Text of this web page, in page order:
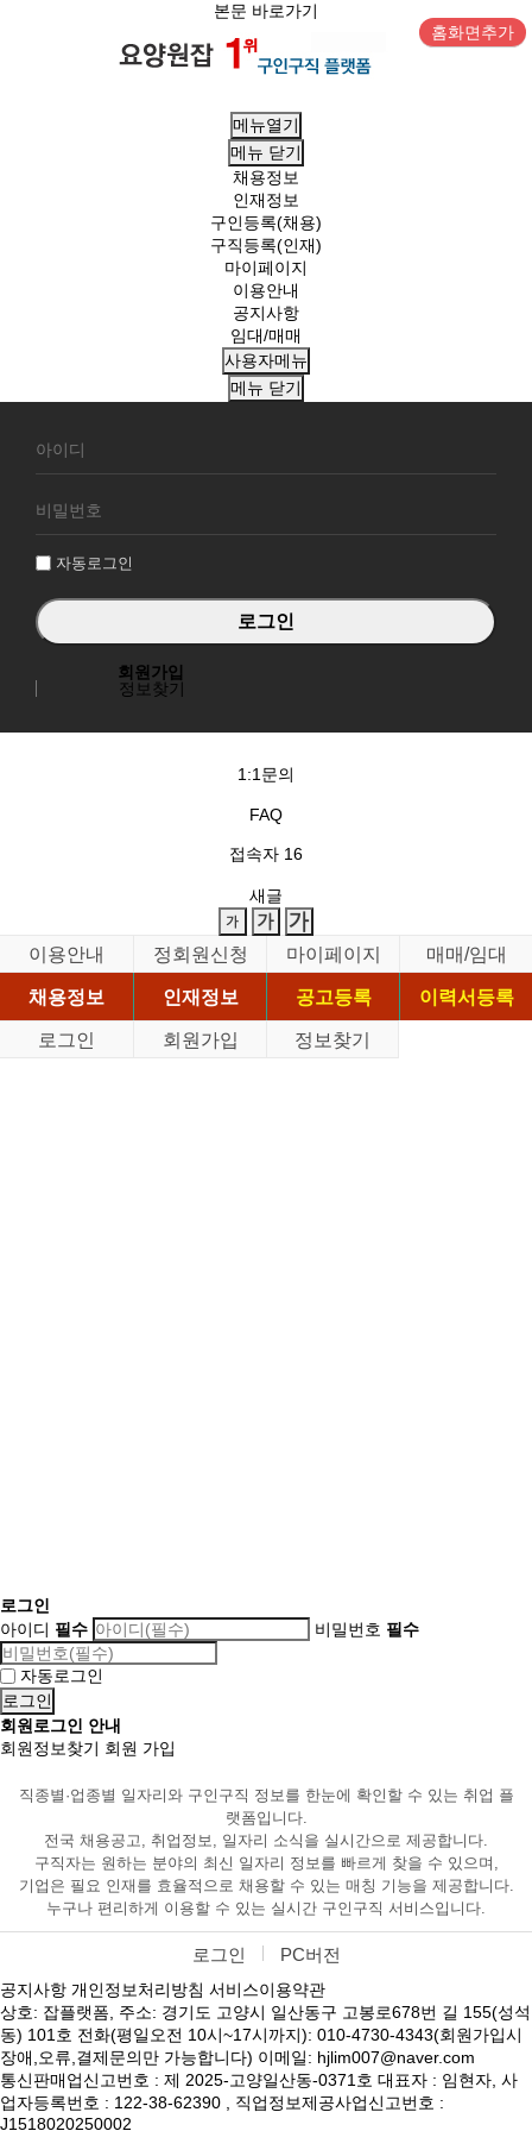
본문 바로가기
홈화면추가
메뉴열기
메뉴 닫기
채용정보
인재정보
구인등록(채용)
구직등록(인재)
마이페이지
이용안내
공지사항
임대/매매
사용자메뉴
메뉴 닫기
원
그
자동로그인
회원가입
정보찾기
1:1문의
FAQ
접속자 16
새글
이용안내 정회원신청 마이페이지
매매/임대
채용정보
인재정보 공고등록
이력서등록
로그인
회원가입 정보찾기
로그인
아이디 필수 비밀번호 필수
자동로그인
회원로그인 안내
회원정보찾기 회원 가입
직종별·업종별 일자리와 구인구직 정보를 한눈에 확인할 수 있는 취업 플
랫폼입니다.
전국 채용공고, 취업정보, 일자리 소식을 실시간으로 제공합니다.
구직자는 원하는 분야의 최신 일자리 정보를 빠르게 찾을 수 있으며,
기업은 필요 인재를 효율적으로 채용할 수 있는 매칭 기능을 제공합니다.
누구나 편리하게 이용할 수 있는 실시간 구인구직 서비스입니다.
로그인 PC버전
공지사항 개인정보처리방침 서비스이용약관
상호: 잡플랫폼, 주소: 경기도 고양시 일산동구 고봉로678번 길 155(성석
동) 101호 전화(평일오전 10시~17시까지): 010-4730-4343(회원가입시
장애,오류,결제문의만 가능합니다) 이메일: hjlim007@naver.com
통신판매업신고번호 : 제 2025-고양일산동-0371호 대표자 : 임현자, 사
업자등록번호 : 122-38-62390 , 직업정보제공사업신고번호 :
J1518020250002